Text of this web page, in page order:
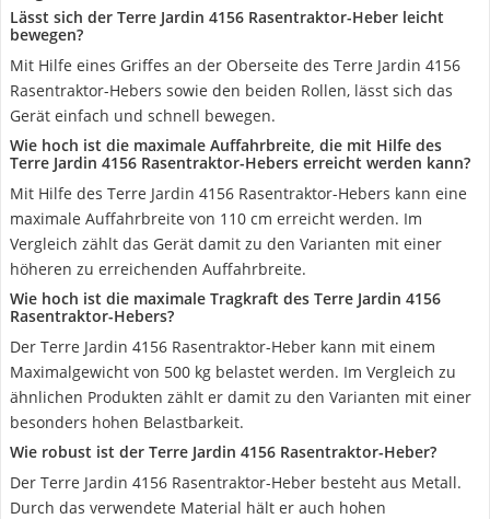
Lässt sich der Terre Jardin 4156 Rasentraktor-Heber leicht
bewegen?
Mit Hilfe eines Griffes an der Oberseite des Terre Jardin 4156
Rasentraktor-Hebers sowie den beiden Rollen, lässt sich das
Gerät einfach und schnell bewegen.
Wie hoch ist die maximale Auffahrbreite, die mit Hilfe des
Terre Jardin 4156 Rasentraktor-Hebers erreicht werden kann?
Mit Hilfe des Terre Jardin 4156 Rasentraktor-Hebers kann eine
maximale Auffahrbreite von 110 cm erreicht werden. Im
Vergleich zählt das Gerät damit zu den Varianten mit einer
höheren zu erreichenden Auffahrbreite.
Wie hoch ist die maximale Tragkraft des Terre Jardin 4156
Rasentraktor-Hebers?
Der Terre Jardin 4156 Rasentraktor-Heber kann mit einem
Maximalgewicht von 500 kg belastet werden. Im Vergleich zu
ähnlichen Produkten zählt er damit zu den Varianten mit einer
besonders hohen Belastbarkeit.
Wie robust ist der Terre Jardin 4156 Rasentraktor-Heber?
Der Terre Jardin 4156 Rasentraktor-Heber besteht aus Metall.
Durch das verwendete Material hält er auch hohen